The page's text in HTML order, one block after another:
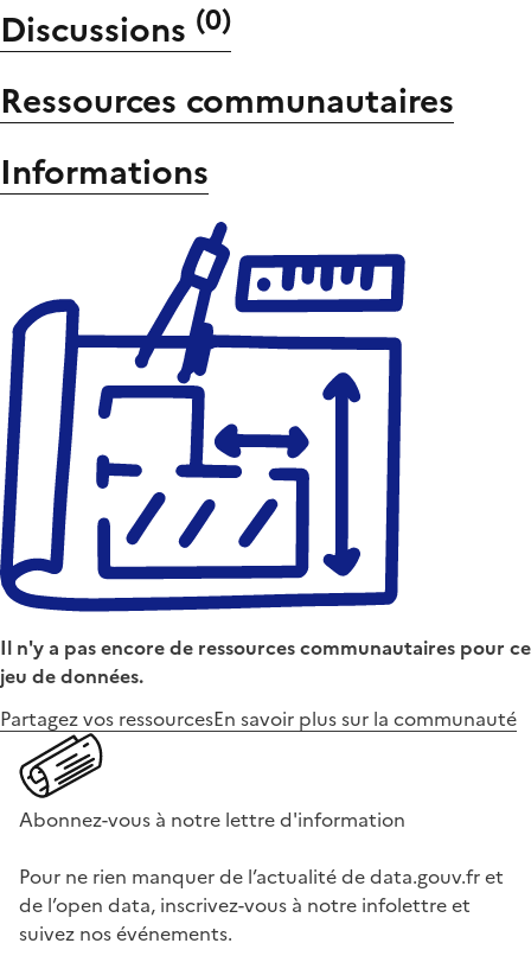
Discussions (0)
Ressources communautaires
Informations
Il n'y a pas encore de ressources communautaires pour ce
jeu de données.
Partagez vos ressourcesEn savoir plus sur la communauté
Abonnez-vous à notre lettre d'information
Pour ne rien manquer de l’actualité de data.gouv.fr et
de l’open data, inscrivez-vous à notre infolettre et
suivez nos événements.